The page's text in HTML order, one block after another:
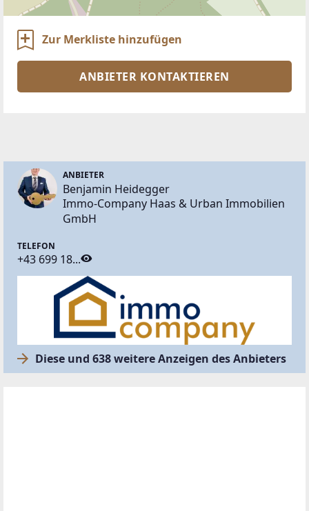
Zur Merkliste hinzufügen
ANBIETER KONTAKTIEREN
ANBIETER
Benjamin Heidegger
Immo-Company Haas & Urban Immobilien
GmbH
TELEFON
+43 699 18...
Diese und 638 weitere Anzeigen des Anbieters